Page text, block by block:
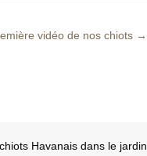
vidéo de nos chiots →
Havanais dans le jardin